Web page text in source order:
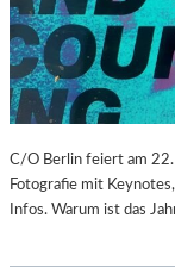
C/O Berlin feiert am
Fotografie mit
Infos. Warum ist das